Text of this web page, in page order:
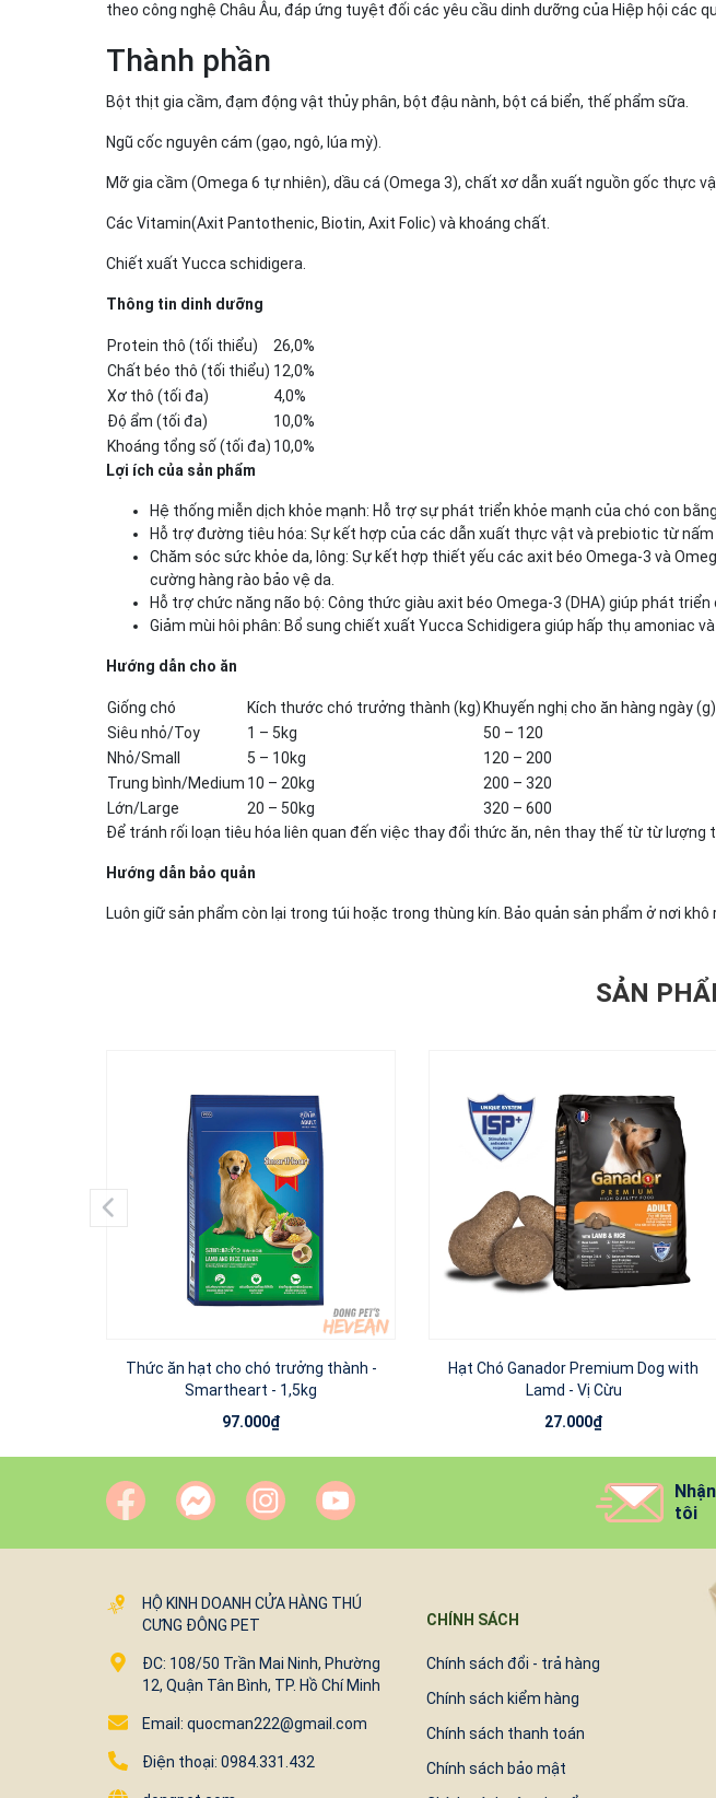
theo công nghệ Châu Âu, đáp ứng tuyệt đối các yêu cầu dinh dưỡng của Hiệp hội các
Thành phần
Bột thịt gia cầm, đạm động vật thủy phân, bột đậu nành, bột cá biển, thế phẩm sữa.
Ngũ cốc nguyên cám (gạo, ngô, lúa mỳ).
Mỡ gia cầm (Omega 6 tự nhiên), dầu cá (Omega 3), chất xơ dẫn xuất nguồn gốc thực
Các Vitamin(Axit Pantothenic, Biotin, Axit Folic) và khoáng chất.
Chiết xuất Yucca schidigera.
Thông tin dinh dưỡng
Protein thô (tối thiểu)
26,0%
Chất béo thô (tối thiểu) 12,0%
Xơ thô (tối đa)
4,0%
Độ ẩm (tối đa)
10,0%
Khoáng tổng số (tối đa) 10,0%
Lợi ích của sản phẩm
Hệ thống miễn dịch khỏe mạnh: Hỗ trợ sự phát triển khỏe mạnh của chó con
Hỗ trợ đường tiêu hóa: Sự kết hợp của các dẫn xuất thực vật và prebiotic từ
Chăm sóc sức khỏe da, lông: Sự kết hợp thiết yếu các axit béo Omega-3 và
cường hàng rào bảo vệ da.
Hỗ trợ chức năng não bộ: Công thức giàu axit béo Omega-3 (DHA) giúp phát triển
Giảm mùi hôi phân: Bổ sung chiết xuất Yucca Schidigera giúp hấp thụ amoniac
Hướng dẫn cho ăn
Giống chó Kích thước chó trưởng thành (kg) Khuyến nghị cho ăn hàng ngày (g)
Siêu nhỏ/Toy
1 – 5kg
50 – 120
Nhỏ/Small
5 – 10kg
120 – 200
Trung bình/Medium 10 – 20kg
200 – 320
Lớn/Large
20 – 50kg
320 – 600
Để tránh rối loạn tiêu hóa liên quan đến việc thay đổi thức ăn, nên thay thế từ từ lượng
Hướng dẫn bảo quản
Luôn giữ sản phẩm còn lại trong túi hoặc trong thùng kín. Bảo quản sản phẩm ở nơi
SẢN
Thức ăn hạt cho chó trưởng thành -
Smartheart - 1,5kg
97.000₫
Hạt Chó Ganador Premium Dog with
Lamd - Vị Cừu
27.000₫
tôi
HỘ KINH DOANH CỬA HÀNG THÚ
CƯNG ĐÔNG PET
ĐC: 108/50 Trần Mai Ninh, Phường
12, Quận Tân Bình, TP. Hồ Chí Minh
Email: quocman222@gmail.com
Điện thoại: 0984.331.432
CHÍNH SÁCH
Chính sách đổi - trả hàng
Chính sách kiểm hàng
Chính sách thanh toán
Chính sách bảo mật